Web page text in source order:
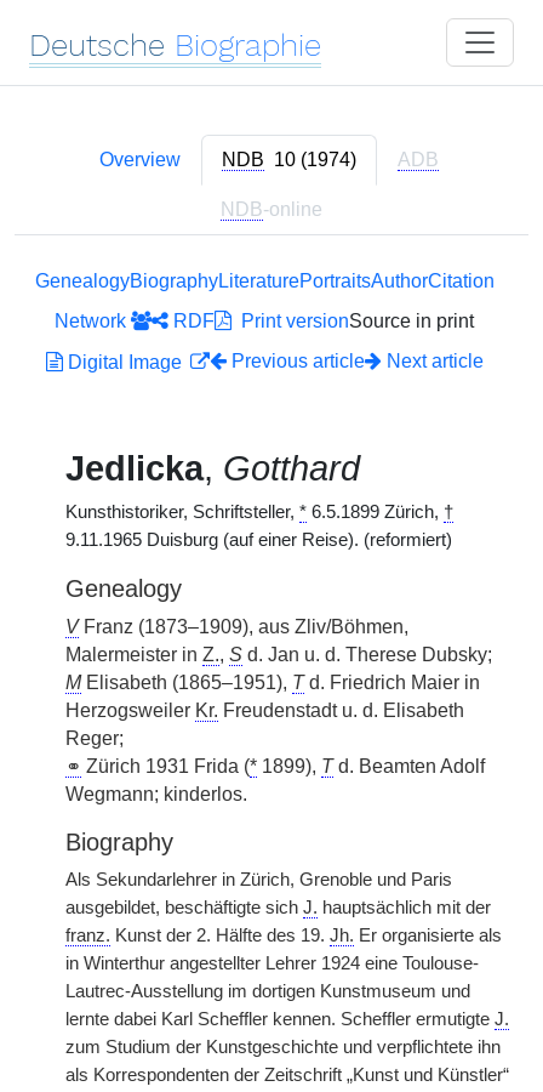
Deutsche Biographie
Overview NDB 10 (1974) ADB
NDB-online
GenealogyBiographyLiteraturePortraitsAuthorCitation
Network
RDF Print versionSource in print
Digital Image
Previous article Next article
Jedlicka, Gotthard
Kunsthistoriker, Schriftsteller, * 6.5.1899 Zürich, †
9.11.1965 Duisburg (auf einer Reise). (reformiert)
Genealogy
VFranz (1873–1909), aus Zliv/Böhmen,
Malermeister in Z., S d. Jan u. d. Therese Dubsky;
MElisabeth (1865–1951), Td. Friedrich Maier in
Herzogsweiler Kr. Freudenstadt u. d. Elisabeth
Reger;
⚭ Zürich 1931 Frida (* 1899), Td. Beamten Adolf
Wegmann; kinderlos.
Biography
Als Sekundarlehrer in Zürich, Grenoble und Paris
ausgebildet, beschäftigte sich J. hauptsächlich mit der
franz. Kunst der 2. Hälfte des 19. Jh. Er organisierte als
in Winterthur angestellter Lehrer 1924 eine Toulouse-
Lautrec-Ausstellung im dortigen Kunstmuseum und
lernte dabei Karl Scheffler kennen. Scheffler ermutigte J.
zum Studium der Kunstgeschichte und verpflichtete ihn
als Korrespondenten der Zeitschrift „Kunst und Künstler“